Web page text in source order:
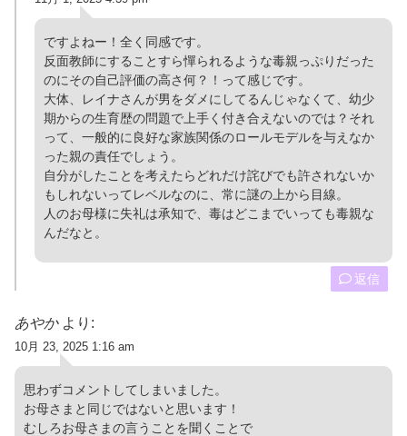
ですよねー！全く同感です。
反面教師にすることすら憚られるような毒親っぷりだった
のにその自己評価の高さ何？！って感じです。
大体、レイナさんが男をダメにしてるんじゃなくて、幼少
期からの生育歴の問題で上手く付き合えないのでは？それ
って、一般的に良好な家族関係のロールモデルを与えなか
った親の責任でしょう。
自分がしたことを考えたらどれだけ詫びでも許されないか
もしれないってレベルなのに、常に謎の上から目線。
人のお母様に失礼は承知で、毒はどこまでいっても毒親な
んだなと。
返信
あやか より:
10月 23, 2025 1:16 am
思わずコメントしてしまいました。
お母さまと同じではないと思います！
むしろお母さまの言うことを聞くことで